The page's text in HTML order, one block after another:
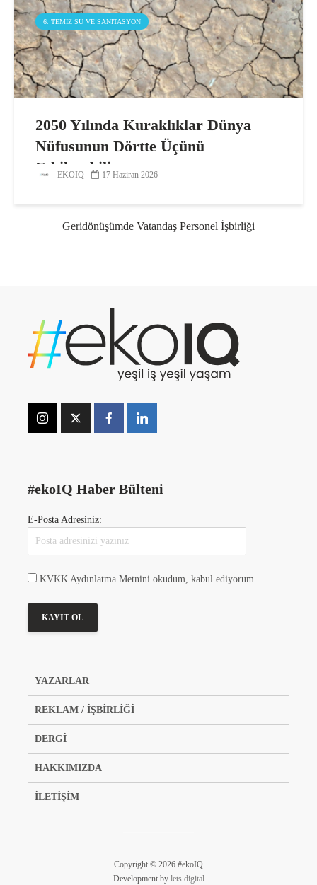
6. TEMIZ SU VE SANITASYON
2050 Yılında Kuraklıklar Dünya
Nüfusunun Dörtte Üçünü
Etkileyebilir
EKOIQ 17 Haziran 2026
Geridönüşümde Vatandaş Personel İşbirliği
#ekoIQ Haber Bülteni
E-Posta Adresiniz:
KVKK Aydınlatma Metnini okudum, kabul ediyorum.
YAZARLAR
REKLAM / İŞBİRLİĞİ
DERGİ
HAKKIMIZDA
İLETİŞİM
Copyright © 2026 #ekoIQ
Development by lets digital